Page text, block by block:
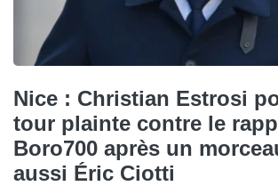
Nice : Christian Estrosi
tour plainte contre le
Boro700 après un
aussi Éric Ciotti